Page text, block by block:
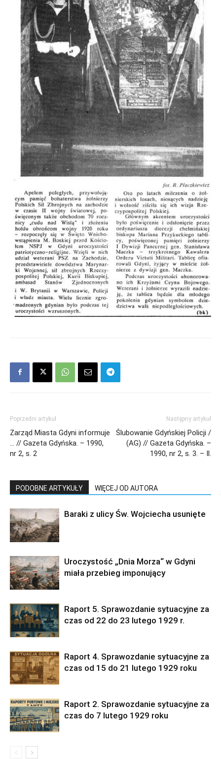
Poprzedni artykuł
Zarząd Miasta Gdyni informuje
… // Gazeta Gdyńska. – 1990,
nr 2, s. 2
Następny artykuł
Ślubowanie Gdyńskiej Policji /
(AG) // Gazeta Gdyńska. –
1990, nr 2, s. 3. – Il.
PODOBNE ARTYKUŁY WIĘCEJ OD AUTORA
Baraki z ulicy Św. Wojciecha usunięte
Uroczystość „Dnia Morza“ w Gdyni
miała przebieg imponujący
Raport 5. Sprawozdanie sytuacyjne za
czas od 22 do 23 lutego 1929 r.
Raport 4. Sprawozdanie sytuacyjne za
czas od 15 do 21 lutego 1929 roku
Raport 2. Sprawozdanie sytuacyjne za
czas do 7 lutego 1929 roku